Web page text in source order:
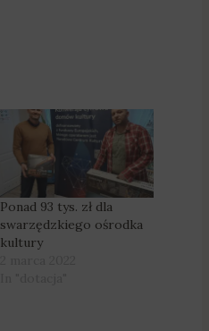
Ponad 93 tys. zł dla
swarzędzkiego ośrodka
kultury